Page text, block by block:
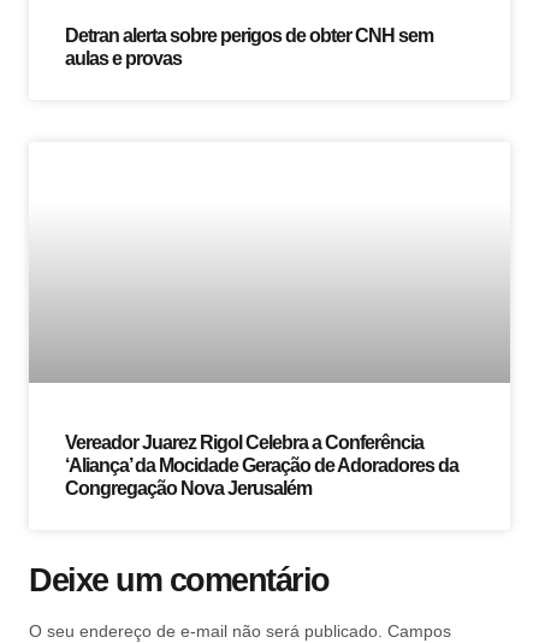
Detran alerta sobre perigos de obter CNH sem
aulas e provas
Vereador Juarez Rigol Celebra a Conferência
‘Aliança’ da Mocidade Geração de Adoradores da
Congregação Nova Jerusalém
Deixe um comentário
O seu endereço de e-mail não será publicado. Campos